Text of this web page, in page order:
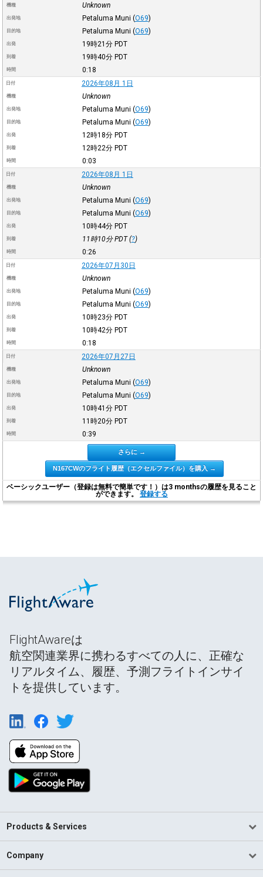
機種 Unknown
出発地 Petaluma Muni (O69)
目的地 Petaluma Muni (O69)
出発 19時21分 PDT
到着 19時40分 PDT
時間 0:18
日付 2026年08月 1日
機種 Unknown
出発地 Petaluma Muni (O69)
目的地 Petaluma Muni (O69)
出発 12時18分 PDT
到着 12時22分 PDT
時間 0:03
日付 2026年08月 1日
機種 Unknown
出発地 Petaluma Muni (O69)
目的地 Petaluma Muni (O69)
出発 10時44分 PDT
到着 11時10分PDT(?)
時間 0:26
日付 2026年07月30日
機種 Unknown
出発地 Petaluma Muni (O69)
目的地 Petaluma Muni (O69)
出発 10時23分 PDT
到着 10時42分 PDT
時間 0:18
日付 2026年07月27日
機種 Unknown
出発地 Petaluma Muni (O69)
目的地 Petaluma Muni (O69)
出発 10時41分 PDT
到着 11時20分 PDT
時間 0:39
さらに →
N167CWのフライト履歴（エクセルファイル）を購入 →
ベーシックユーザー（登録は無料で簡単です！）は3 monthsの履歴を見ること
ができます。 登録する
FlightAwareは
航空関連業界に携わるすべての人に、正確な
リアルタイム、履歴、予測フライトインサイ
トを提供しています。
Products & Services
Company